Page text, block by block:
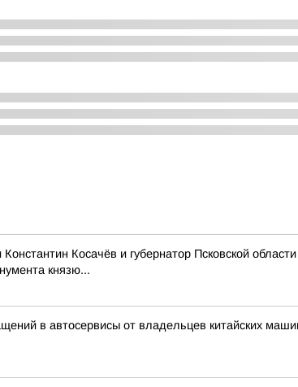
Косачёв и губернатор Псковской
князю...
в автосервисы от владельцев китайских